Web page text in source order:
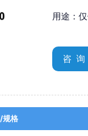
用途：
咨
规格